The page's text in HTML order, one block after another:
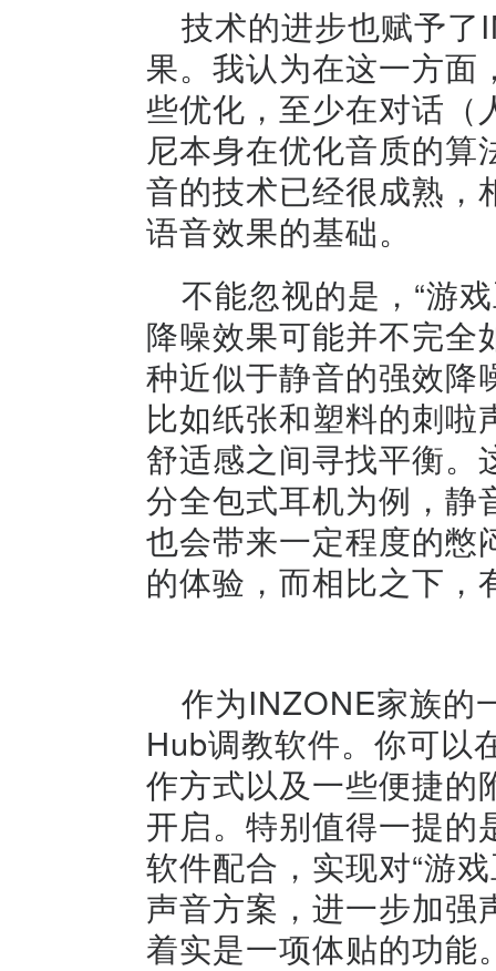
技术的进步也赋予
果。我认为在这一方面
些优化，至少在对话（
尼本身在优化音质的
音的技术已经很成熟，
语音效果的基础。
不能忽视的是，“游
降噪效果可能并不完全
种近似于静音的强效降
比如纸张和塑料的刺啦
舒适感之间寻找平衡。
分全包式耳机为例，静
也会带来一定程度的憋
的体验，而相比之下，
作为INZONE家族的
Hub调教软件。你可以
作方式以及一些便捷的
开启。特别值得一提
软件配合，实现对“游
声音方案，进一步加强
着实是一项体贴的功能